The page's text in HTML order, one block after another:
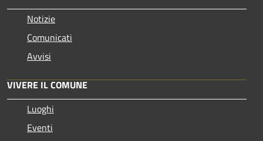
Notizie
Comunicati
Avvisi
VIVERE IL COMUNE
Luoghi
Eventi